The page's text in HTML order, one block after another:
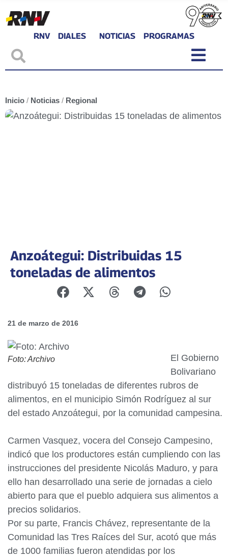
RNV DIALES NOTICIAS PROGRAMAS
Inicio / Noticias / Regional
Anzoátegui: Distribuidas 15
toneladas de alimentos
21 de marzo de 2016
Foto: Archivo
El Gobierno
Bolivariano
distribuyó 15 toneladas de diferentes rubros de
alimentos, en el municipio Simón Rodríguez al sur
del estado Anzoátegui, por la comunidad campesina.
Carmen Vasquez, vocera del Consejo Campesino,
indicó que los productores están cumpliendo con las
instrucciones del presidente Nicolás Maduro, y para
ello han desarrollado una serie de jornadas a cielo
abierto para que el pueblo adquiera sus alimentos a
precios solidarios.
Por su parte, Francis Chávez, representante de la
Comunidad las Tres Raíces del Sur, acotó que más
de 1000 familias fueron atendidas por los